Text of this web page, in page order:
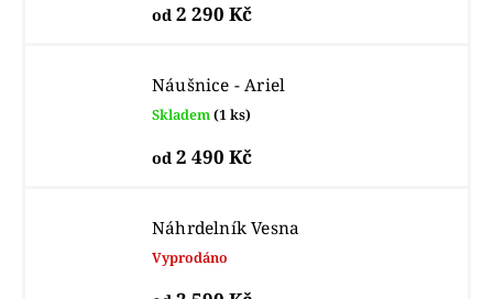
od 2 290 Kč
Náušnice - Ariel
Skladem(1 ks)
od 2 490 Kč
Náhrdelník Vesna
Vyprodáno